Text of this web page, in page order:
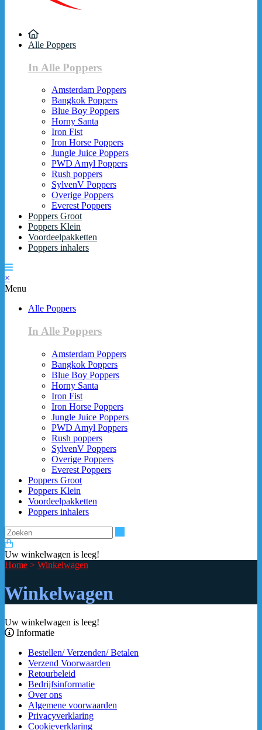
Alle Poppers
In Alle Poppers
Amsterdam Poppers
Bangkok Poppers
Blue Boy Poppers
Horny Santa
Iron Fist
Iron Horse Poppers
Jungle Juice Poppers
PWD Amyl Poppers
Rush poppers
SylvenV Poppers
Overige Poppers
Everest Poppers
Poppers Groot
Poppers Klein
Voordeelpakketten
Poppers inhalers
×
Menu
Alle Poppers
In Alle Poppers
Amsterdam Poppers
Bangkok Poppers
Blue Boy Poppers
Horny Santa
Iron Fist
Iron Horse Poppers
Jungle Juice Poppers
PWD Amyl Poppers
Rush poppers
SylvenV Poppers
Overige Poppers
Everest Poppers
Poppers Groot
Poppers Klein
Voordeelpakketten
Poppers inhalers
Uw winkelwagen is leeg!
Home > Winkelwagen
Winkelwagen
Uw winkelwagen is leeg!
Informatie
Bestellen/ Verzenden/ Betalen
Verzend Voorwaarden
Retourbeleid
Bedrijfsinformatie
Over ons
Algemene voorwaarden
Privacyverklaring
Cookieverklaring